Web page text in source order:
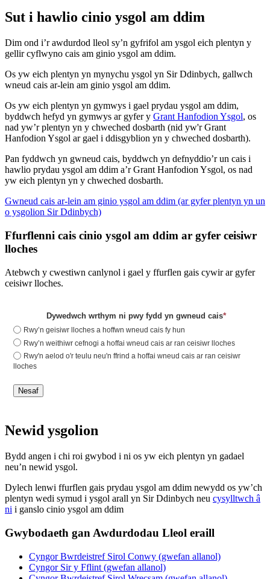
Sut i hawlio cinio ysgol am ddim
Dim ond i’r awdurdod lleol sy’n gyfrifol am ysgol eich plentyn y
gellir cyflwyno cais am ginio ysgol am ddim.
Os yw eich plentyn yn mynychu ysgol yn Sir Ddinbych, gallwch
wneud cais ar-lein am ginio ysgol am ddim.
Os yw eich plentyn yn gymwys i gael prydau ysgol am ddim,
byddwch hefyd yn gymwys ar gyfer y Grant Hanfodion Ysgol, os
nad yw’r plentyn yn y chweched dosbarth (nid yw'r Grant
Hanfodion Ysgol ar gael i ddisgyblion yn y chweched dosbarth).
Pan fyddwch yn gwneud cais, byddwch yn defnyddio’r un cais i
hawlio prydau ysgol am ddim a’r Grant Hanfodion Ysgol, os nad
yw eich plentyn yn y chweched dosbarth.
Gwneud cais ar-lein am ginio ysgol am ddim (ar gyfer plentyn yn un
o ysgolion Sir Ddinbych)
Ffurflenni cais cinio ysgol am ddim ar gyfer ceisiwr
lloches
Atebwch y cwestiwn canlynol i gael y ffurflen gais cywir ar gyfer
ceisiwr lloches.
Dywedwch wrthym ni pwy fydd yn gwneud cais*
Rwy’n geisiwr lloches a hoffwn wneud cais fy hun
Rwy’n weithiwr cefnogi a hoffai wneud cais ar ran ceisiwr lloches
Rwy'n aelod o'r teulu neu'n ffrind a hoffai wneud cais ar ran ceisiwr
lloches
Nesaf
Newid ysgolion
Bydd angen i chi roi gwybod i ni os yw eich plentyn yn gadael
neu’n newid ysgol.
Dylech lenwi ffurflen gais prydau ysgol am ddim newydd os yw’ch
plentyn wedi symud i ysgol arall yn Sir Ddinbych neu cysylltwch â
ni i ganslo cinio ysgol am ddim
Gwybodaeth gan Awdurdodau Lleol eraill
Cyngor Bwrdeistref Sirol Conwy (gwefan allanol)
Cyngor Sir y Fflint (gwefan allanol)